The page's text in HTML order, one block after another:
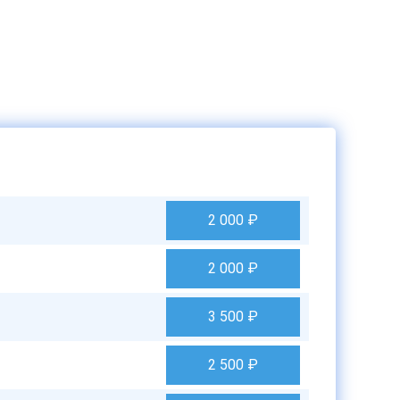
2 000 ₽
2 000 ₽
3 500 ₽
2 500 ₽